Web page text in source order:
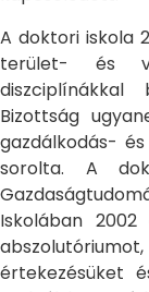
A doktori iskola
terület- és
Bizottság
gazdálkodás-
sorolta. A
Iskolában
értekezésüket